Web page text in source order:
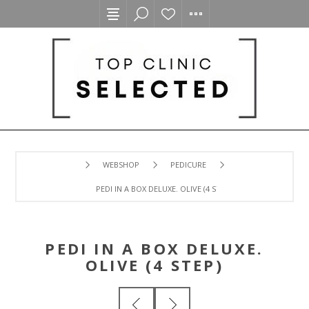
WEBSHOP PEDICURE
PEDI IN A BOX DELUXE. OLIVE (4 STEP)
PEDI IN A BOX DELUXE.
OLIVE (4 STEP)